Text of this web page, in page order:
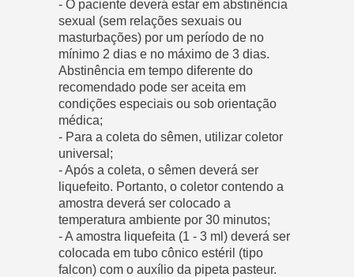
- O paciente deverá estar em abstinência
sexual (sem relações sexuais ou
masturbações) por um período de no
mínimo 2 dias e no máximo de 3 dias.
Abstinência em tempo diferente do
recomendado pode ser aceita em
condições especiais ou sob orientação
médica;
- Para a coleta do sêmen, utilizar coletor
universal;
- Após a coleta, o sêmen deverá ser
liquefeito. Portanto, o coletor contendo a
amostra deverá ser colocado a
temperatura ambiente por 30 minutos;
- A amostra liquefeita (1 - 3 ml) deverá ser
colocada em tubo cônico estéril (tipo
falcon) com o auxílio da pipeta pasteur.